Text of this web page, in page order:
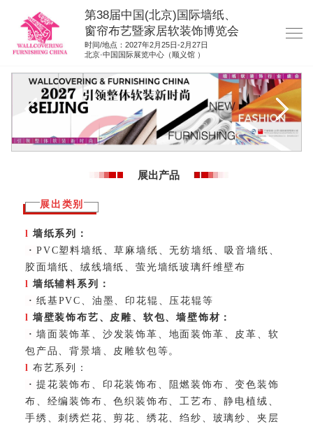
第38届中国(北京)国际墙纸、
窗帘布艺暨家居软装饰博览会
时间/地点：2027年2月25日-2月27日
北京·中国国际展览中心（顺义馆 ）
网站首页
展商服务
展位申请
集团展会
参展联络
展出产品
展出类别
l
墙纸系列：
· PVC塑料墙纸、草麻墙纸、无纺墙纸、吸音墙纸、
胶面墙纸、绒线墙纸、萤光墙纸玻璃纤维壁布
l
墙纸辅料系列：
· 纸基PVC、油墨、印花辊、压花辊等
l
墙壁装饰布艺、皮雕、软包、墙壁饰材：
· 墙面装饰革、沙发装饰革、地面装饰革、皮革、软
包产品、背景墙、皮雕软包等。
l
布艺系列：
· 提花装饰布、印花装饰布、阻燃装饰布、变色装饰
布、经编装饰布、色织装饰布、工艺布、静电植绒、
手绣、刺绣烂花、剪花、绣花、绉纱、玻璃纱、夹层